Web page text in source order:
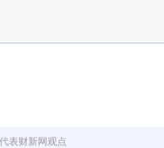
表财新网观点